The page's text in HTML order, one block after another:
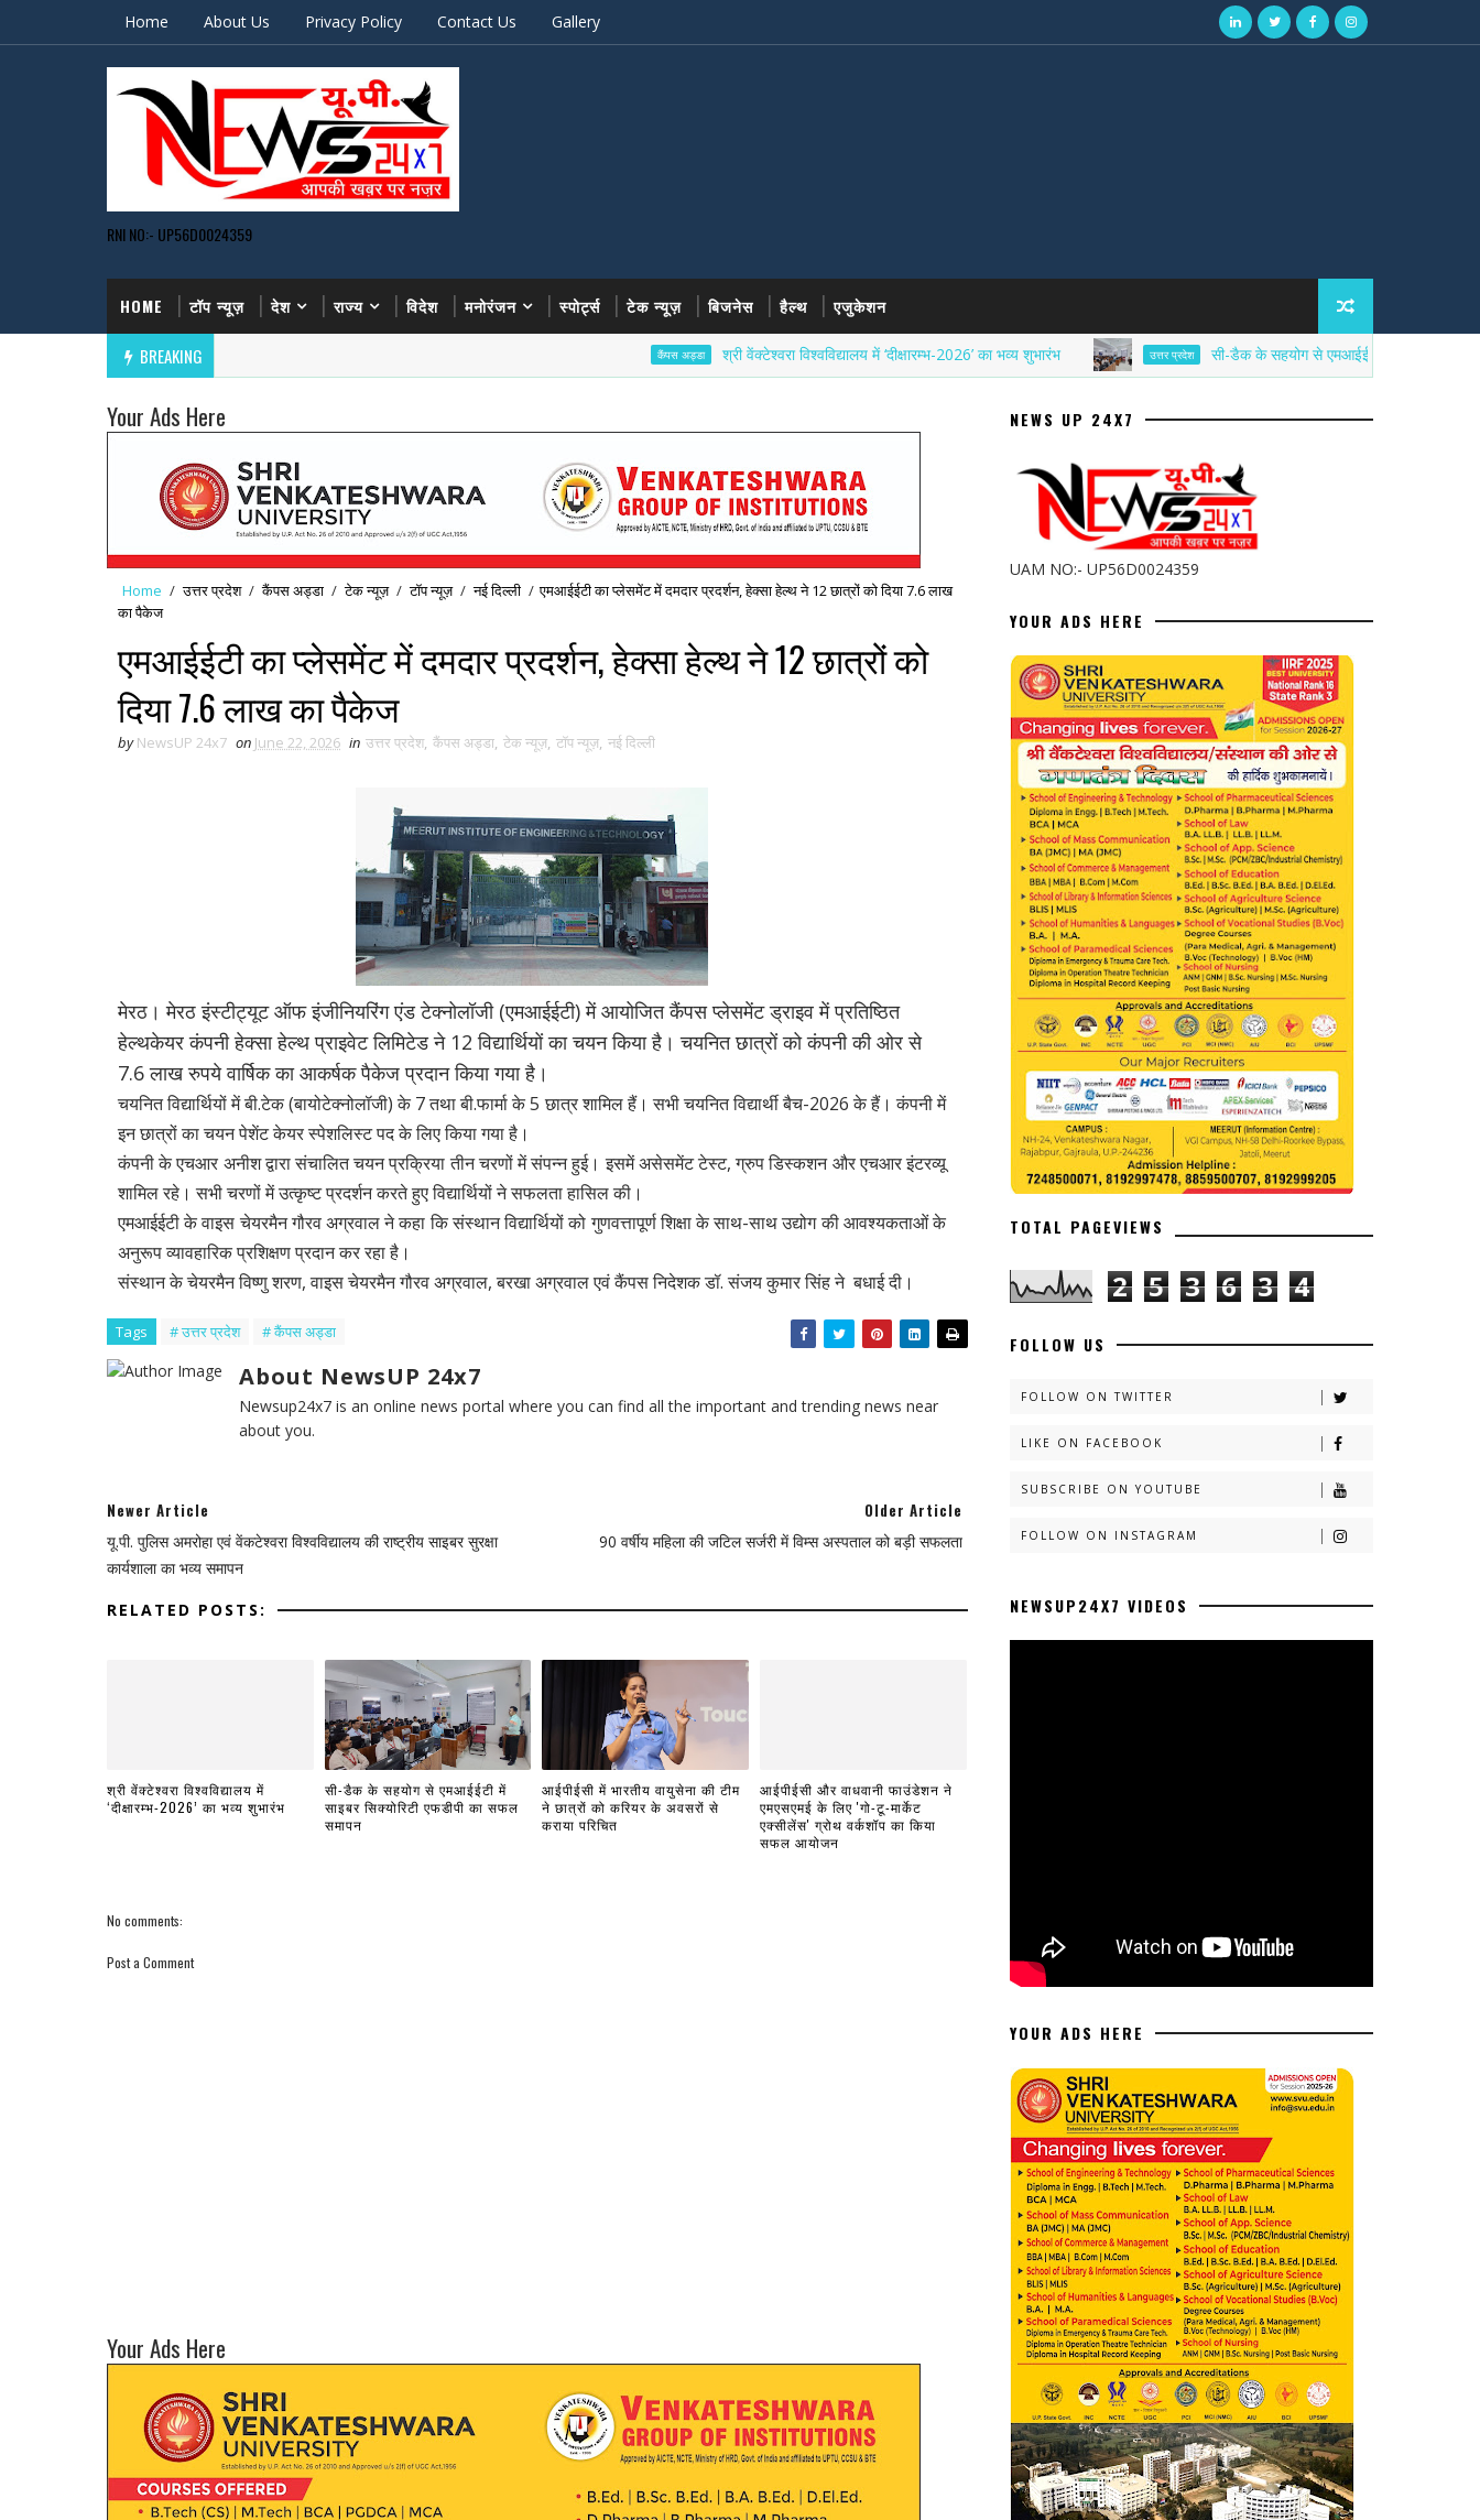
Home About Us Privacy Policy Contact Us Gallery
RNI NO:- UP56D0024359
HOME टॉप न्यूज़ देश राज्य विदेश मनोरंजन स्पोर्ट्स टेक न्यूज़ बिजनेस हैल्थ एजुकेशन
BREAKING श्री वेंक्टेश्वरा विश्वविद्यालय में ‘दीक्षारम्भ-2026’ का भव्य शुभारंभ उत्तर प्रदेश सी-डैक के सहयोग से एमआईईटी में साइबर सिक्योरिटी
Your Ads Here
Home / उत्तर प्रदेश / कैंपस अड्डा / टेक न्यूज़ / टॉप न्यूज़ / नई द‍िल्ली / एमआईईटी का प्लेसमेंट में दमदार प्रदर्शन, हेक्सा हेल्थ ने 12 छात्रों को दिया 7.6 लाख
का पैकेज
एमआईईटी का प्लेसमेंट में दमदार प्रदर्शन, हेक्सा हेल्थ ने 12 छात्रों को
दिया 7.6 लाख का पैकेज
by NewsUP 24x7 on June 22, 2026 in उत्तर प्रदेश, कैंपस अड्डा, टेक न्यूज़, टॉप न्यूज़, नई द‍िल्ली
मेरठ। मेरठ इंस्टीट्यूट ऑफ इंजीनियरिंग एंड टेक्नोलॉजी (एमआईईटी) में आयोजित कैंपस प्लेसमेंट ड्राइव में प्रतिष्ठित
हेल्थकेयर कंपनी हेक्सा हेल्थ प्राइवेट लिमिटेड ने 12 विद्यार्थियों का चयन किया है। चयनित छात्रों को कंपनी की ओर से
7.6 लाख रुपये वार्षिक का आकर्षक पैकेज प्रदान किया गया है।
चयनित विद्यार्थियों में बी.टेक (बायोटेक्नोलॉजी) के 7 तथा बी.फार्मा के 5 छात्र शामिल हैं। सभी चयनित विद्यार्थी बैच-2026 के हैं। कंपनी में
इन छात्रों का चयन पेशेंट केयर स्पेशलिस्ट पद के लिए किया गया है।
कंपनी के एचआर अनीश द्वारा संचालित चयन प्रक्रिया तीन चरणों में संपन्न हुई। इसमें असेसमेंट टेस्ट, ग्रुप डिस्कशन और एचआर इंटरव्यू
शामिल रहे। सभी चरणों में उत्कृष्ट प्रदर्शन करते हुए विद्यार्थियों ने सफलता हासिल की।
एमआईईटी के वाइस चेयरमैन गौरव अग्रवाल ने कहा कि संस्थान विद्यार्थियों को गुणवत्तापूर्ण शिक्षा के साथ-साथ उद्योग की आवश्यकताओं के
अनुरूप व्यावहारिक प्रशिक्षण प्रदान कर रहा है।
संस्थान के चेयरमैन विष्णु शरण, वाइस चेयरमैन गौरव अग्रवाल, बरखा अग्रवाल एवं कैंपस निदेशक डॉ. संजय कुमार सिंह ने बधाई दी।
Tags # उत्तर प्रदेश # कैंपस अड्डा
About NewsUP 24x7
Newsup24x7 is an online news portal where you can find all the important and trending news near
about you.
Newer Article
यू.पी. पुलिस अमरोहा एवं वेंकटेश्वरा विश्वविद्यालय की राष्ट्रीय साइबर सुरक्षा
कार्यशाला का भव्य समापन
Older Article
90 वर्षीय महिला की जटिल सर्जरी में विम्स अस्पताल को बड़ी सफलता
RELATED POSTS:
श्री वेंक्टेश्वरा विश्वविद्यालय में
‘दीक्षारम्भ-2026’ का भव्य शुभारंभ
सी-डैक के सहयोग से एमआईईटी में
साइबर सिक्योरिटी एफडीपी का सफल
समापन
आईपीईसी में भारतीय वायुसेना की टीम
ने छात्रों को करियर के अवसरों से
कराया परिचित
आईपीईसी और वाधवानी फाउंडेशन ने
एमएसएमई के लिए 'गो-टू-मार्केट
एक्सीलेंस' ग्रोथ वर्कशॉप का किया
सफल आयोजन
No comments:
Post a Comment
Your Ads Here
NEWS UP 24X7
UAM NO:- UP56D0024359
YOUR ADS HERE
TOTAL PAGEVIEWS
2 5 3 6 3 4
FOLLOW US
FOLLOW ON TWITTER
LIKE ON FACEBOOK
SUBSCRIBE ON YOUTUBE
FOLLOW ON INSTAGRAM
NEWSUP24X7 VIDEOS
YOUR ADS HERE